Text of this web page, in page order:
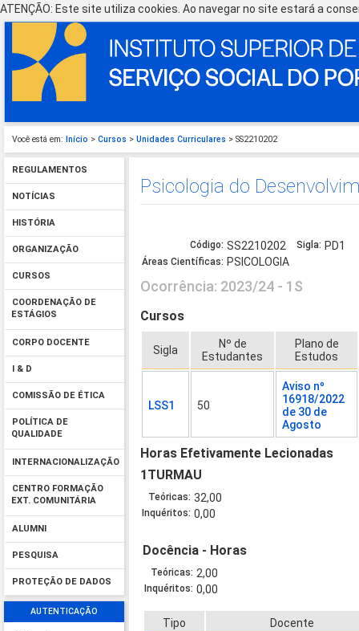
ATENÇÃO: Este site utiliza cookies. Ao navegar no site estará a
Você está em: Início > Cursos > Unidades Curriculares > SS2210202
REGULAMENTOS
NOTÍCIAS
HISTÓRIA
ORGANIZAÇÃO
CURSOS
COORDENAÇÃO DE
ESTÁGIOS
CORPO DOCENTE
I & D
COMISSÃO DE ÉTICA
POLÍTICA DE
QUALIDADE
INTERNACIONALIZAÇÃO
CENTRO FORMAÇÃO
EXT. COMUNITÁRIA
ALUMNI
PESQUISA
PROTEÇÃO DE DADOS
AUTENTICAÇÃO
Psicologia do
Código: SS2210202 Sigla: PD1
Áreas Científicas: PSICOLOGIA
Ocorrência: 2023/24 - 1S
Cursos
Sigla
Nº de
Estudantes
Plano de
Estudos
LSS1 50
Aviso nº
16918/2022
de 30 de
Agosto
Horas Efetivamente Lecionadas
1TURMAU
Teóricas: 32,00
Inquéritos: 0,00
Docência - Horas
Teóricas: 2,00
Inquéritos: 0,00
Tipo Docente